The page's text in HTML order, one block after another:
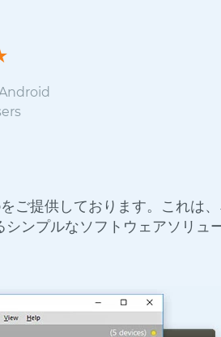
提供しております。これは
ンプルなソフトウェアソリュ